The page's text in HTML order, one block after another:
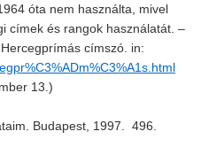
óta nem használta, mivel
címek és rangok használatát. –
címszó. in:
13.)
Budapest, 1997. 496.